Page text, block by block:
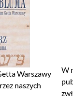
Warszawy
naszych
W